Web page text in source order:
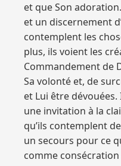
et que Son
et un discernement
contemplent les
plus, ils voient les
Commandement de
Sa volonté et, de
et Lui être dévouées.
une invitation à la
qu’ils contemplent
un secours pour ce
comme